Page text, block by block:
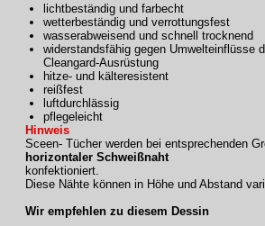
lichtbeständig und farbecht
wetterbeständig und verrottungsfest
wasserabweisend und schnell trocknend
widerstandsfähig gegen Umwelteinflüsse
Cleangard-Ausrüstung
hitze- und kälteresistent
reißfest
luftdurchlässig
pflegeleicht
Hinweis
Sceen- Tücher werden bei entsprechenden
horizontaler Schweißnaht
konfektioniert.
Diese Nähte können in Höhe und Abstand
Wir empfehlen zu diesem Dessin